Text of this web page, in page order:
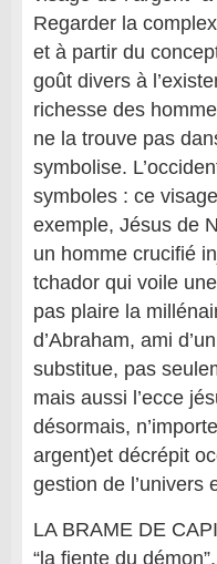
Regarder la
et à partir du
goût divers à
richesse des
ne la trouve pas
symbolise.
symboles : ce
exemple, Jésus de
un homme crucifié
tchador qui voile
pas plaire la
d’Abraham, ami
substitue, pas
mais aussi l’ecce
désormais,
argent)et décrépit
gestion de l’univers
LA BRAME DE
“la fiente du